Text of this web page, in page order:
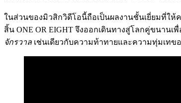
ในส่วนของมิวสิกวิดีโอนี้ถือเป็นผลงานชั้นเยี่ยมที่ใ
สิ้น ONE OR EIGHT จึงออกเดินทางสู่โลกคู่ขนาน
จักรวาล เช่นเดียวกับความท้าทายและความทุ่มเทข